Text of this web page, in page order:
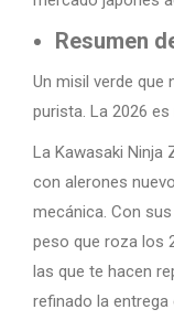
Resumen
Un misil verde que
purista. La 2026
La Kawasaki Ninja
con alerones
mecánica. Con
peso que roza los
las que te hacen
refinado la